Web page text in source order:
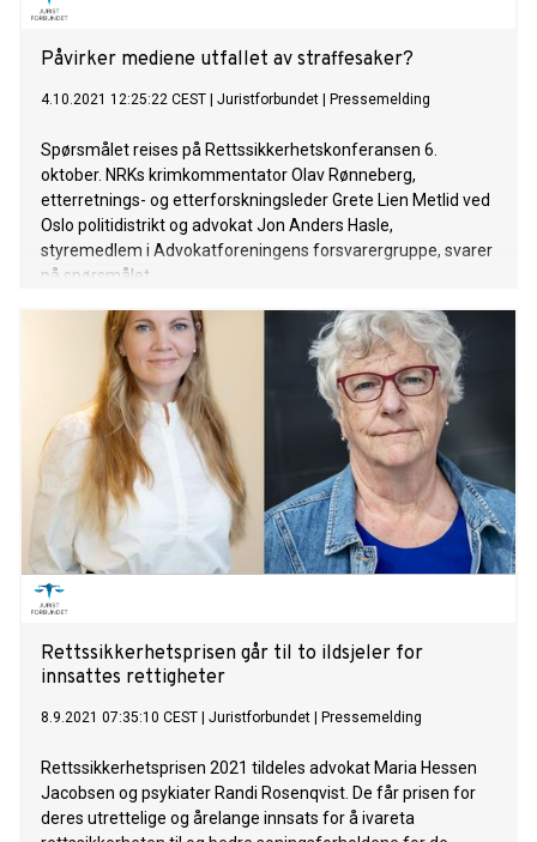
Påvirker mediene utfallet av straffesaker?
4.10.2021 12:25:22 CEST Juristforbundet Pressemelding
Spørsmålet reises på Rettssikkerhetskonferansen 6.
oktober. NRKs krimkommentator Olav Rønneberg,
etterretnings- og etterforskningsleder Grete Lien Metlid ved
Oslo politidistrikt og advokat Jon Anders Hasle,
styremedlem i Advokatforeningens forsvarergruppe, svarer
på spørsmålet.
Rettssikkerhetsprisen går til to ildsjeler for
innsattes rettigheter
8.9.2021 07:35:10 CEST Juristforbundet Pressemelding
Rettssikkerhetsprisen 2021 tildeles advokat Maria Hessen
Jacobsen og psykiater Randi Rosenqvist. De får prisen for
deres utrettelige og årelange innsats for å ivareta